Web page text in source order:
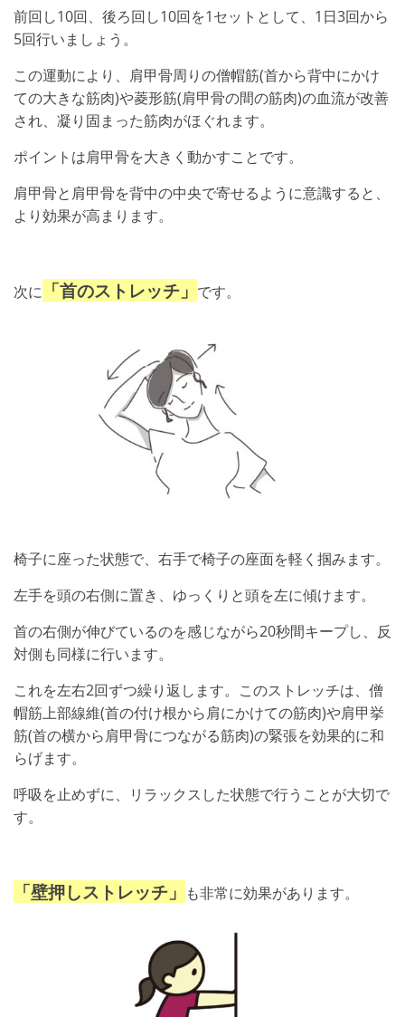
前回し10回、後ろ回し10回を1セットとして、1日3回から
5回行いましょう。
この運動により、肩甲骨周りの僧帽筋(首から背中にかけ
ての大きな筋肉)や菱形筋(肩甲骨の間の筋肉)の血流が改善
され、凝り固まった筋肉がほぐれます。
ポイントは肩甲骨を大きく動かすことです。
肩甲骨と肩甲骨を背中の中央で寄せるように意識すると、
より効果が高まります。
次に 「首のストレッチ」 です。
椅子に座った状態で、右手で椅子の座面を軽く掴みます。
左手を頭の右側に置き、ゆっくりと頭を左に傾けます。
首の右側が伸びているのを感じながら20秒間キープし、反
対側も同様に行います。
これを左右2回ずつ繰り返します。このストレッチは、僧
帽筋上部線維(首の付け根から肩にかけての筋肉)や肩甲挙
筋(首の横から肩甲骨につながる筋肉)の緊張を効果的に和
らげます。
呼吸を止めずに、リラックスした状態で行うことが大切で
す。
「壁押しストレッチ」 も非常に効果があります。